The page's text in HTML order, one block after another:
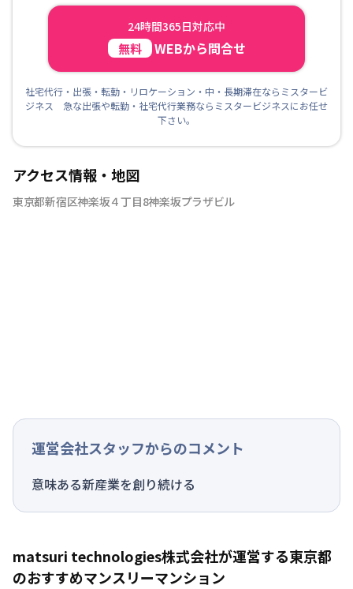
24時間365日対応中
無料 WEBから問合せ
社宅代行・出張・転勤・リロケーション・中・長期滞在ならミスタービ
ジネス 急な出張や転勤・社宅代行業務ならミスタービジネスにお任せ
下さい。
アクセス情報・地図
東京都新宿区神楽坂４丁目8神楽坂プラザビル
運営会社スタッフからのコメント
意味ある新産業を創り続ける
matsuri technologies株式会社が運営する東京都
のおすすめマンスリーマンション